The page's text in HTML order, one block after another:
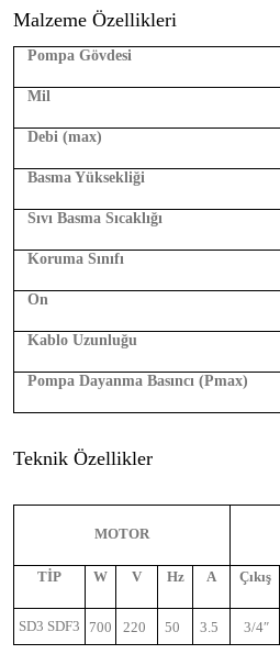
Malzeme Özellikleri
Pompa Gövdesi
Mil
Debi (max)
Basma Yüksekliği
Sıvı Basma Sıcaklığı
Koruma Sınıfı
On
Kablo Uzunluğu
Pompa Dayanma Basıncı (Pmax)
Teknik Özellikler
MOTOR
TİP W V Hz A Çıkış
SD3 SDF3 700 220 50 3.5 3/4″